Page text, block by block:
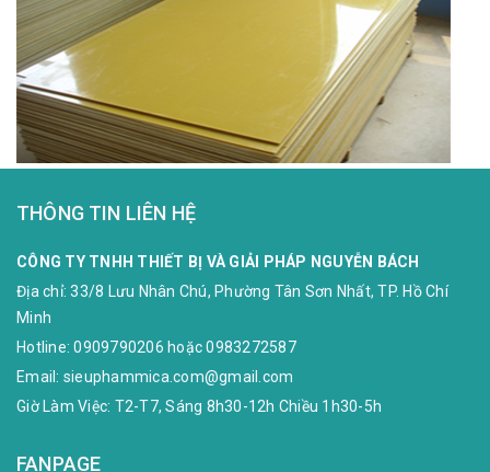
THÔNG TIN LIÊN HỆ
CÔNG TY TNHH THIẾT BỊ VÀ GIẢI PHÁP NGUYỄN BÁCH
Địa chỉ:33/8 Lưu Nhân Chú, Phường Tân Sơn Nhất, TP. Hồ Chí
Minh
Hotline:0909790206 hoặc0983272587
Email: sieuphammica.com@gmail.com
Giờ Làm Việc: T2-T7, Sáng 8h30-12h Chiều 1h30-5h
FANPAGE